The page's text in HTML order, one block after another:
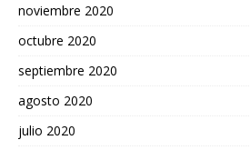
noviembre 2020
octubre 2020
septiembre 2020
agosto 2020
julio 2020